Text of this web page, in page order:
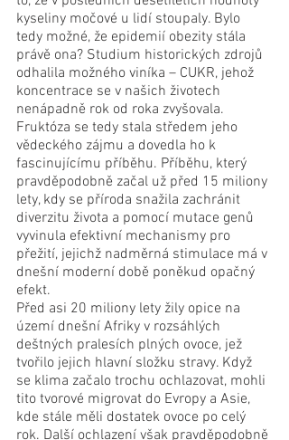
kyseliny močové u lidí stoupaly. Bylo
tedy možné, že epidemií obezity stála
právě ona? Studium historických zdrojů
odhalila možného viníka – CUKR, jehož
koncentrace se v našich životech
nenápadně rok od roka zvyšovala.
Fruktóza se tedy stala středem jeho
vědeckého zájmu a dovedla ho k
fascinujícímu příběhu. Příběhu, který
pravděpodobně začal už před 15 miliony
lety, kdy se příroda snažila zachránit
diverzitu života a pomocí mutace genů
vyvinula efektivní mechanismy pro
přežití, jejichž nadměrná stimulace má v
dnešní moderní době poněkud opačný
efekt.
Před asi 20 miliony lety žily opice na
území dnešní Afriky v rozsáhlých
deštných pralesích plných ovoce, jež
tvořilo jejich hlavní složku stravy. Když
se klima začalo trochu ochlazovat, mohli
tito tvorové migrovat do Evropy a Asie,
kde stále měli dostatek ovoce po celý
rok. Další ochlazení však pravděpodobně